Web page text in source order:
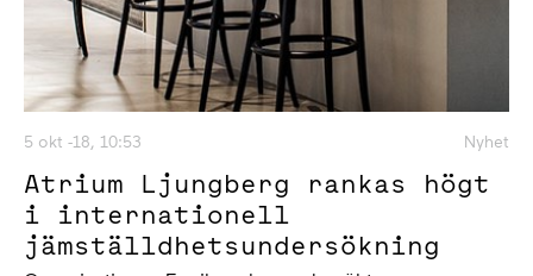
5 okt -18, 10:53 Nyhet
Atrium Ljungberg rankas högt
i internationell
jämställdhetsundersökning